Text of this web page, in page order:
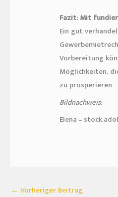
Fazit: Mit
Ein gut
Vorbereitung
Möglichkeiten,
zu prosperieren.
Bildnachweis:
Elena –
← Vorheriger Beitrag